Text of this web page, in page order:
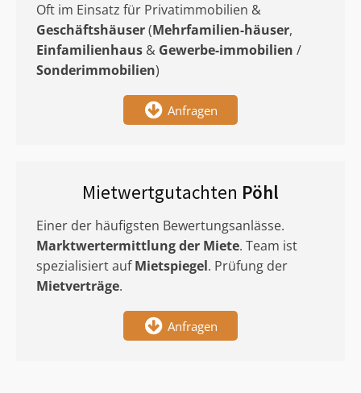
Oft im Einsatz für Privatimmobilien &
Geschäftshäuser(Mehrfamilien-häuser,
Einfamilienhaus & Gewerbe-immobilien /
Sonderimmobilien)
Anfragen
Mietwertgutachten Pöhl
Einer der häufigsten Bewertungsanlässe.
Marktwertermittlungder Miete. Team ist
spezialisiert aufMietspiegel. Prüfung der
Mietverträge.
Anfragen